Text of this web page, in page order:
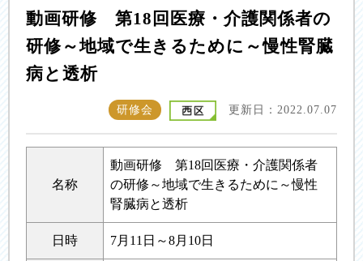
動画研修 第18回医療・介護関係者の
研修～地域で生きるために～慢性腎臓
病と透析
研修会 更新日：2022.07.07
名称
動画研修 第18回医療・介護関係者
の研修～地域で生きるために～慢性
腎臓病と透析
日時 7月11日～8月10日